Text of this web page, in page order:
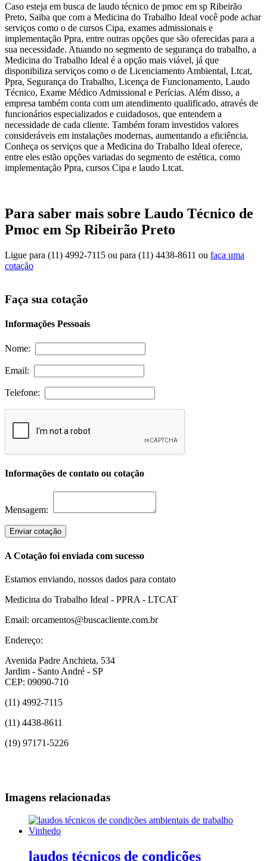
Caso esteja em busca de laudo técnico de pmoc em sp Ribeirão
Preto, Saiba que com a Medicina do Trabalho Ideal você pode achar
serviços como o de cursos Cipa, exames admissionais e
implementação Ppra, entre outras opções que são oferecidas para a
sua necessidade. Atuando no segmento de segurança do trabalho, a
Medicina do Trabalho Ideal é a opção mais viável, já que
disponibiliza serviços como o de Licenciamento Ambiental, Ltcat,
Ppra, Segurança do Trabalho, Licença de Funcionamento, Laudo
Técnico, Exame Médico Admissional e Perícias. Além disso, a
empresa também conta com um atendimento qualificado, através de
funcionários especializados e cuidadosos, que entendem a
necessidade de cada cliente. Também foram investidos valores
consideráveis em instalações modernas, aumentando a eficiência.
Conheça os serviços que a Medicina do Trabalho Ideal oferece,
entre eles estão opções variadas do segmento de estética, como
implementação Ppra, cursos Cipa e laudo Ltcat.
Para saber mais sobre Laudo Técnico de
Pmoc em Sp Ribeirão Preto
Ligue para (11) 4992-7115 ou para (11) 4438-8611 ou faça uma
cotação
Faça sua cotação
Informações Pessoais
Nome:
Email:
Telefone:
Informações de contato ou cotação
Mensagem:
Enviar cotação
A Cotação foi enviada com sucesso
Estamos enviando, nossos dados para contato
Medicina do Trabalho Ideal - PPRA - LTCAT
Email: orcamentos@buscacliente.com.br
Endereço:
Avenida Padre Anchieta, 534
Jardim - Santo André - SP
CEP: 09090-710
(11) 4992-7115
(11) 4438-8611
(19) 97171-5226
Imagens relacionadas
laudos técnicos de condições